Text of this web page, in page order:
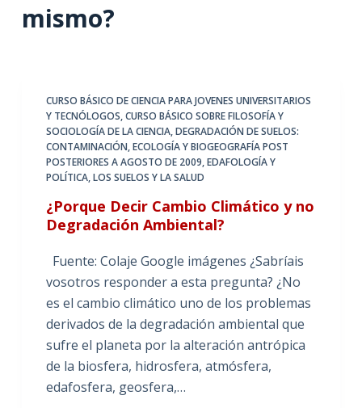
mismo?
CURSO BÁSICO DE CIENCIA PARA JOVENES UNIVERSITARIOS
Y TECNÓLOGOS,CURSO BÁSICO SOBRE FILOSOFÍA Y
SOCIOLOGÍA DE LA CIENCIA,DEGRADACIÓN DE SUELOS:
CONTAMINACIÓN,ECOLOGÍA Y BIOGEOGRAFÍA POST
POSTERIORES A AGOSTO DE 2009,EDAFOLOGÍA Y
POLÍTICA,LOS SUELOS Y LA SALUD
¿Porque Decir Cambio Climático y no
Degradación Ambiental?
Fuente: Colaje Google imágenes ¿Sabríais
vosotros responder a esta pregunta? ¿No
es el cambio climático uno de los problemas
derivados de la degradación ambiental que
sufre el planeta por la alteración antrópica
de la biosfera, hidrosfera, atmósfera,
edafosfera, geosfera,…